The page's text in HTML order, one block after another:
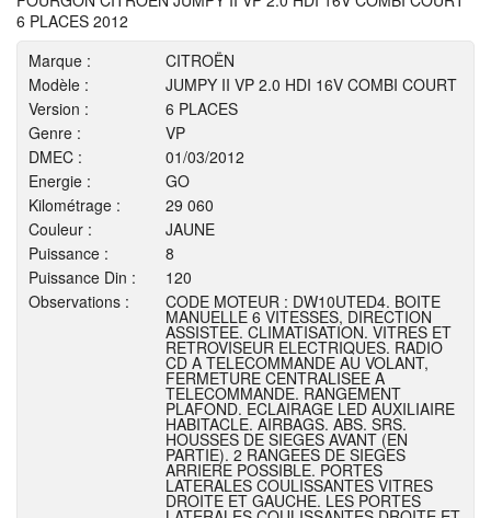
6 PLACES 2012
Marque :
CITROËN
Modèle :
JUMPY II VP 2.0 HDI 16V COMBI COURT
Version :
6 PLACES
Genre :
VP
DMEC :
01/03/2012
Energie :
GO
Kilométrage :
29 060
Couleur :
JAUNE
Puissance :
8
Puissance Din :
120
Observations :
CODE MOTEUR : DW10UTED4. BOITE
MANUELLE 6 VITESSES, DIRECTION
ASSISTEE. CLIMATISATION. VITRES ET
RETROVISEUR ELECTRIQUES. RADIO
CD A TELECOMMANDE AU VOLANT,
FERMETURE CENTRALISEE A
TELECOMMANDE. RANGEMENT
PLAFOND. ECLAIRAGE LED AUXILIAIRE
HABITACLE. AIRBAGS. ABS. SRS.
HOUSSES DE SIEGES AVANT (EN
PARTIE). 2 RANGEES DE SIEGES
ARRIERE POSSIBLE. PORTES
LATERALES COULISSANTES VITRES
DROITE ET GAUCHE. LES PORTES